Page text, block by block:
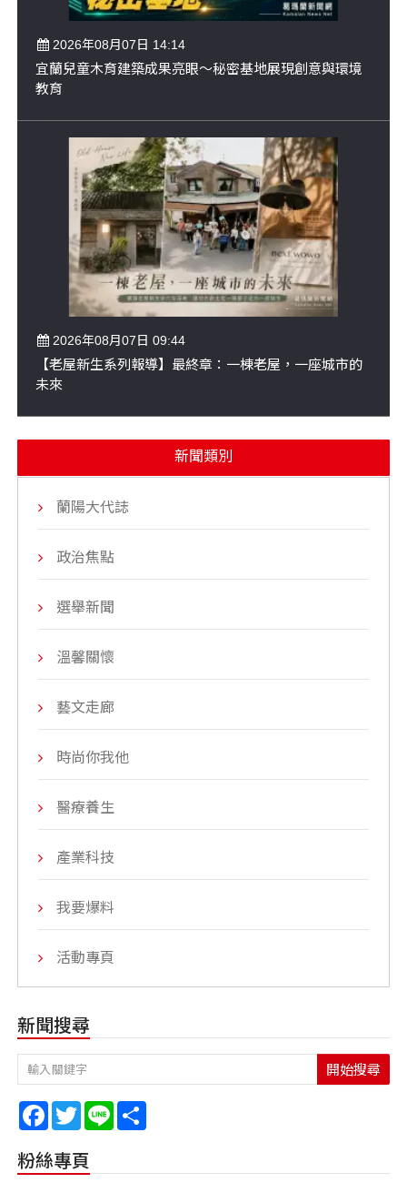
2026年08月07日 14:14
宜蘭兒童木育建築成果亮眼～秘密基地展現創意與環境
教育
2026年08月07日 09:44
【老屋新生系列報導】最終章：一棟老屋，一座城市的
未來
新聞類別
蘭陽大代誌
政治焦點
選舉新聞
溫馨關懷
藝文走廊
時尚你我他
醫療養生
產業科技
我要爆料
活動專頁
新聞搜尋
開始搜尋
Facebook
TwitterLine
粉絲專頁